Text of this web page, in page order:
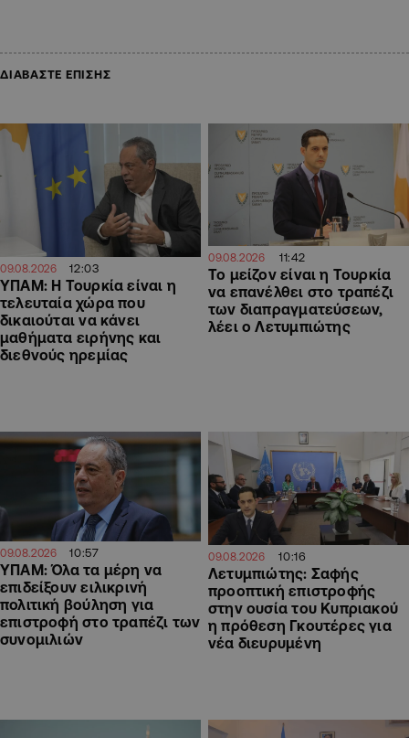
ΔΙΑΒΑΣΤΕ ΕΠΙΣΗΣ
09.08.2026 12:03
ΥΠΑΜ: Η Τουρκία είναι η
τελευταία χώρα που
δικαιούται να κάνει
μαθήματα ειρήνης και
διεθνούς ηρεμίας
09.08.2026 11:42
Το μείζον είναι η Τουρκία
να επανέλθει στο τραπέζι
των διαπραγματεύσεων,
λέει ο Λετυμπιώτης
09.08.2026 10:57
ΥΠΑΜ: Όλα τα μέρη να
επιδείξουν ειλικρινή
πολιτική βούληση για
επιστροφή στο τραπέζι των
συνομιλιών
09.08.2026 10:16
Λετυμπιώτης: Σαφής
προοπτική επιστροφής
στην ουσία του Κυπριακού
η πρόθεση Γκουτέρες για
νέα διευρυμένη